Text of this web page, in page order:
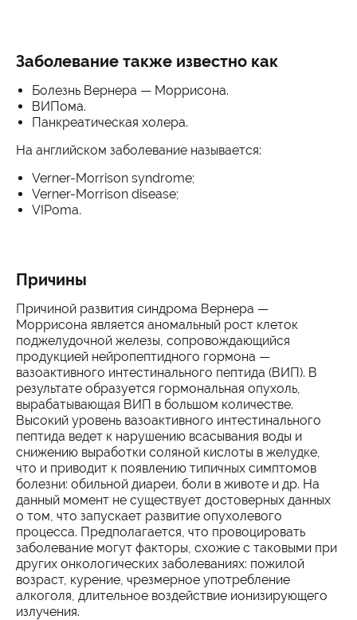
Заболевание также известно как
Болезнь Вернера — Моррисона.
ВИПома.
Панкреатическая холера.
На английском заболевание называется:
Verner-Morrison syndrome;
Verner-Morrison disease;
VIPoma.
Причины
Причиной развития синдрома Вернера —
Моррисона является аномальный рост клеток
поджелудочной железы, сопровождающийся
продукцией нейропептидного гормона —
вазоактивного интестинального пептида (ВИП). В
результате образуется гормональная опухоль,
вырабатывающая ВИП в большом количестве.
Высокий уровень вазоактивного интестинального
пептида ведет к нарушению всасывания воды и
снижению выработки соляной кислоты в желудке,
что и приводит к появлению типичных симптомов
болезни: обильной диареи, боли в животе и др. На
данный момент не существует достоверных данных
о том, что запускает развитие опухолевого
процесса. Предполагается, что провоцировать
заболевание могут факторы, схожие с таковыми при
других онкологических заболеваниях: пожилой
возраст, курение, чрезмерное употребление
алкоголя, длительное воздействие ионизирующего
излучения.